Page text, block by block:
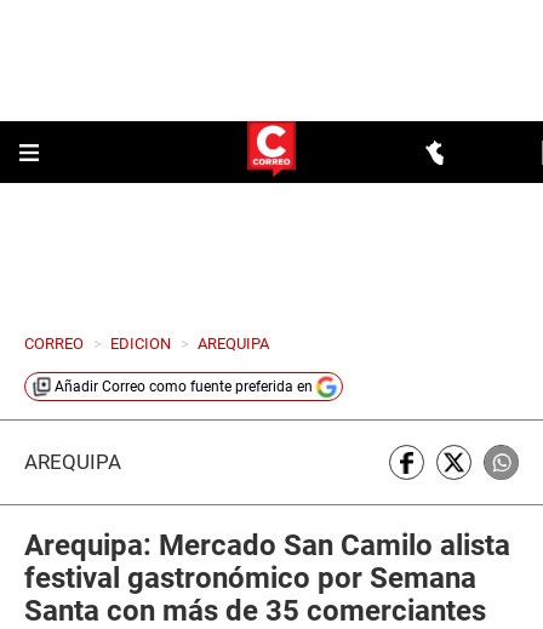
CORREO > EDICION > AREQUIPA
Añadir Correo como fuente preferida en
AREQUIPA
Arequipa: Mercado San Camilo alista
festival gastronómico por Semana
Santa con más de 35 comerciantes